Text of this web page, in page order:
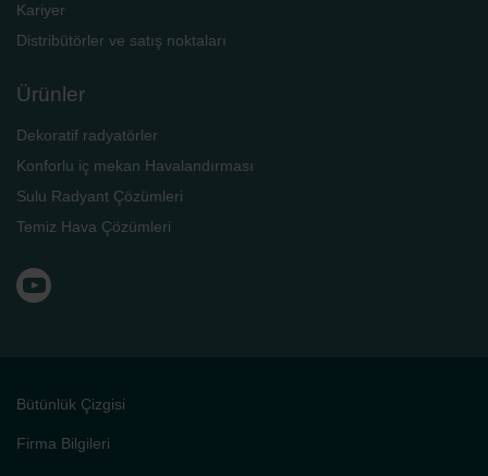
Kariyer
Distribütörler ve satış noktaları
Ürünler
Dekoratif radyatörler
Konforlu iç mekan Havalandırması
Sulu Radyant Çözümleri
Temiz Hava Çözümleri
Bütünlük Çizgisi
Firma Bilgileri